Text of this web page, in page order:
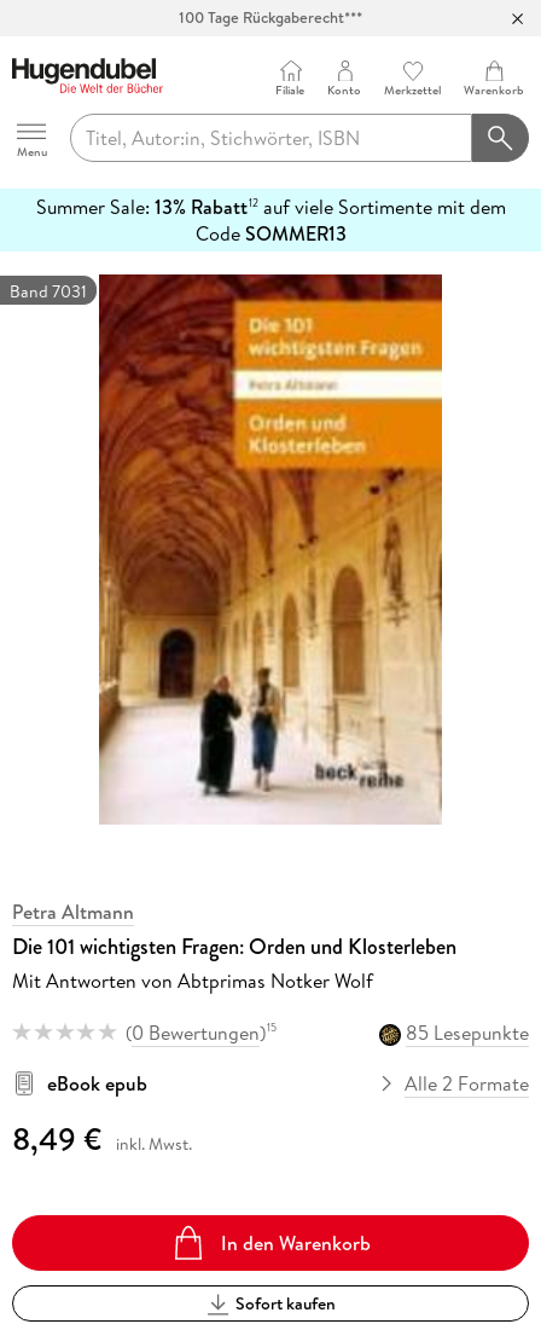
100 Tage Rückgaberecht***
Hugendubel
Menu
Filiale Konto Merkzettel Warenkorb
Summer Sale: 13% Rabatt12auf viele Sortimente mit dem
CodeSOMMER13
erfahren
Band 7031
Petra Altmann
Die 101 wichtigsten Fragen: Orden und Klosterleben
Mit Antworten von Abtprimas Notker Wolf
(0 Bewertungen)15
85 Lesepunkte
eBook epub
Alle 2 Formate
8,49 € inkl. Mwst.
In den Warenkorb
Sofort kaufen